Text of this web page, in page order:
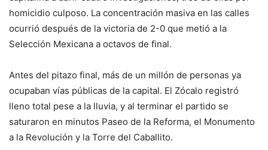
homicidio culposo. La concentración masiva en las calles
ocurrió después de la victoria de 2-0 que metió a la
Selección Mexicana a octavos de final.
Antes del pitazo final, más de un millón de personas ya
ocupaban vías públicas de la capital. El Zócalo registró
lleno total pese a la lluvia, y al terminar el partido se
saturaron en minutos Paseo de la Reforma, el Monumento
a la Revolución y la Torre del Caballito.